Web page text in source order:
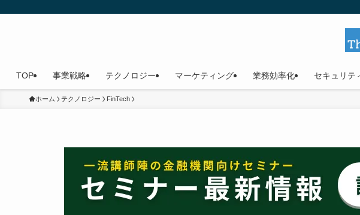
TOP 事業戦略 テクノロジー マーケティング 業務効率化 セキュリテ
ホーム テクノロジー FinTech